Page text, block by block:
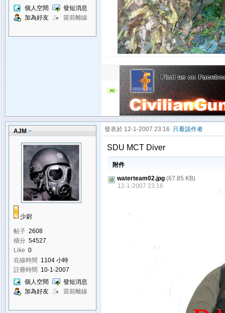
個人空間
發短消息
加為好友
當前離線
AJM
少尉
帖子 2608
積分 54527
Like 0
在線時間 1104 小時
註冊時間 10-1-2007
個人空間
發短消息
加為好友
當前離線
發表於 12-1-2007 23:16 只看該作者
SDU MCT Diver
附件
waterteam02.jpg (67.85 KB)
12-1-2007 23:16